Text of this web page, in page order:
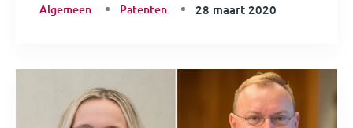
Algemeen Patenten 28 maart 2020